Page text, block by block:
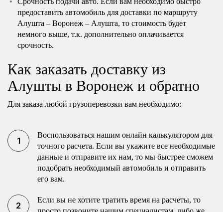
предоставить автомобиль для доставки по маршруту
Алушта – Воронеж – Алушта, то стоимость будет
немного выше, т.к. дополнительно оплачивается
срочность.
Как заказать доставку из
Алушты в Воронеж и обратно
Для заказа любой грузоперевозки вам необходимо:
Воспользоваться нашим онлайн калькулятором для
точного расчета. Если вы укажите все необходимые
данные и отправите их нам, то мы быстрее сможем
подобрать необходимый автомобиль и отправить
его вам.
Если вы не хотите тратить время на расчеты, то